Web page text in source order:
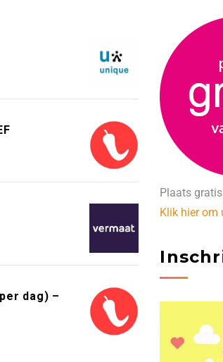
dag) –
Plaats
Klik hier om